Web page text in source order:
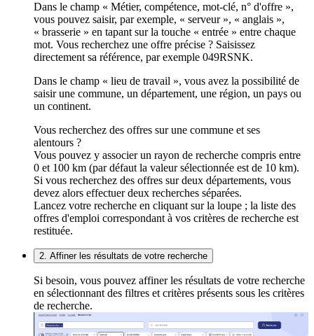
Dans le champ « Métier, compétence, mot-clé, n° d'offre »,
vous pouvez saisir, par exemple, « serveur », « anglais »,
« brasserie » en tapant sur la touche « entrée » entre chaque
mot. Vous recherchez une offre précise ? Saisissez
directement sa référence, par exemple 049RSNK.
Dans le champ « lieu de travail », vous avez la possibilité de
saisir une commune, un département, une région, un pays ou
un continent.
Vous recherchez des offres sur une commune et ses
alentours ?
Vous pouvez y associer un rayon de recherche compris entre
0 et 100 km (par défaut la valeur sélectionnée est de 10 km).
Si vous recherchez des offres sur deux départements, vous
devez alors effectuer deux recherches séparées.
Lancez votre recherche en cliquant sur la loupe ; la liste des
offres d'emploi correspondant à vos critères de recherche est
restituée.
2. Affiner les résultats de votre recherche
Si besoin, vous pouvez affiner les résultats de votre recherche
en sélectionnant des filtres et critères présents sous les critères
de recherche.